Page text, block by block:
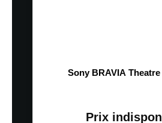
Sony BRAVIA
Prix